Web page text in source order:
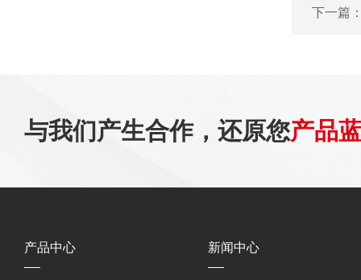
下一篇
与我们产生合作，还原您产品
产品中心 新闻中心